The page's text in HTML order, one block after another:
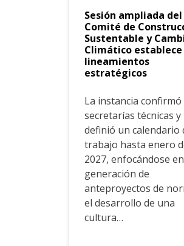
Sesión ampliada del
Comité de
Sustentable y
Climático establece
lineamientos
estratégicos
La instancia confirmó
secretarías técnicas y
definió un calendario
trabajo hasta enero
2027, enfocándose
generación de
anteproyectos de
el desarrollo de una
cultura…